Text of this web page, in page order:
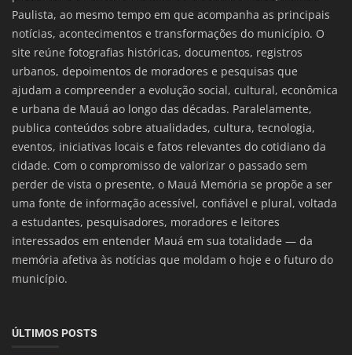
Paulista, ao mesmo tempo em que acompanha as principais
notícias, acontecimentos e transformações do município. O
site reúne fotografias históricas, documentos, registros
urbanos, depoimentos de moradores e pesquisas que
ajudam a compreender a evolução social, cultural, econômica
e urbana de Mauá ao longo das décadas. Paralelamente,
publica conteúdos sobre atualidades, cultura, tecnologia,
eventos, iniciativas locais e fatos relevantes do cotidiano da
cidade. Com o compromisso de valorizar o passado sem
perder de vista o presente, o Mauá Memória se propõe a ser
uma fonte de informação acessível, confiável e plural, voltada
a estudantes, pesquisadores, moradores e leitores
interessados em entender Mauá em sua totalidade — da
memória afetiva às notícias que moldam o hoje e o futuro do
município.
ÚLTIMOS POSTS